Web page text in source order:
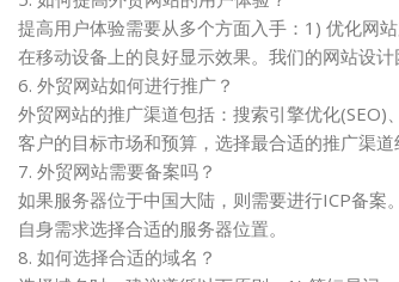
提高用户体验需要从多个方面入手：1) 优化网
在移动设备上的良好显示效果。我们的网站设
6. 外贸网站如何进行推广？
外贸网站的推广渠道包括：搜索引擎优化
客户的目标市场和预算，选择最合适的推广渠道
7. 外贸网站需要备案吗？
如果服务器位于中国大陆，则需要进行ICP备
自身需求选择合适的服务器位置。
8. 如何选择合适的域名？